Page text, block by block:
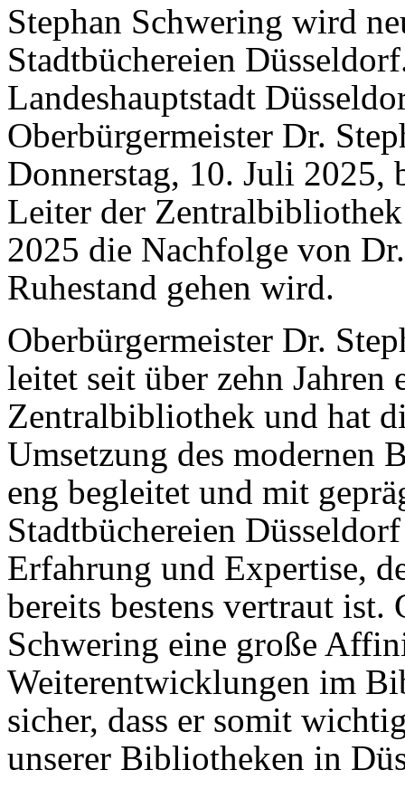
Stephan Schwering wird
Stadtbüchereien
Landeshauptstadt
Oberbürgermeister Dr.
Donnerstag, 10. Juli 2025,
Leiter der
2025 die Nachfolge von
Ruhestand gehen wird.
Oberbürgermeister Dr.
leitet seit über zehn Jahren
Zentralbibliothek und hat
Umsetzung des modernen
eng begleitet und mit
Stadtbüchereien
Erfahrung und Expertise,
bereits bestens vertraut
Schwering eine große
Weiterentwicklungen im
sicher, dass er somit
unserer Bibliotheken in